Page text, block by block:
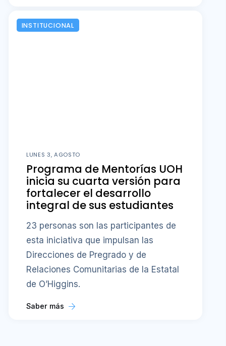
INSTITUCIONAL
LUNES 3, AGOSTO
Programa de Mentorías UOH
inicia su cuarta versión para
fortalecer el desarrollo
integral de sus estudiantes
23 personas son las participantes de
esta iniciativa que impulsan las
Direcciones de Pregrado y de
Relaciones Comunitarias de la Estatal
de O’Higgins.
Saber más